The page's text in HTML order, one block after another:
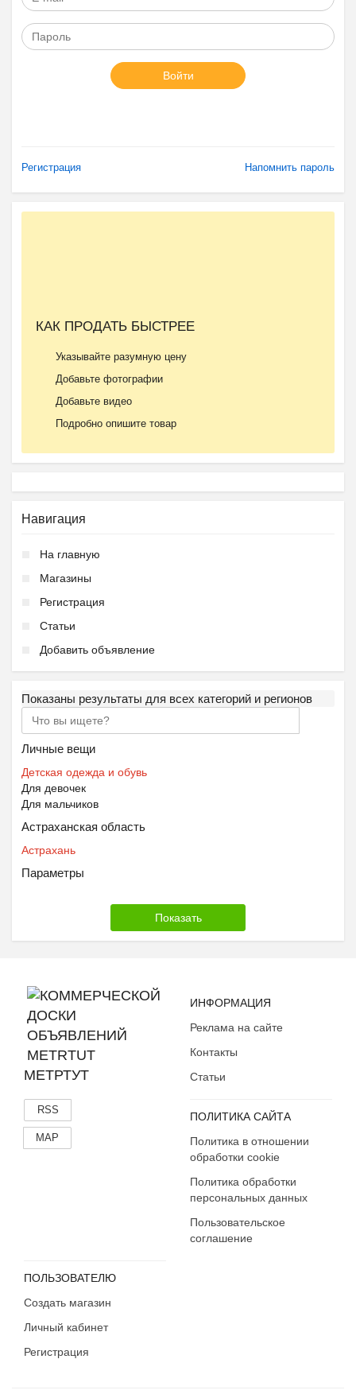
Войти
Регистрация Напомнить пароль
КАК ПРОДАТЬ БЫСТРЕЕ
Указывайте разумную цену
Добавьте фотографии
Добавьте видео
Подробно опишите товар
Навигация
На главную
Магазины
Регистрация
Статьи
Добавить объявление
Показаны результаты для всех категорий и регионов
Личные вещи
Детская одежда и обувь
Для девочек
Для мальчиков
Астраханская область
Астрахань
Параметры
МЕТРТУТ
RSS
MAP
ИНФОРМАЦИЯ
Реклама на сайте
Контакты
Статьи
ПОЛИТИКА САЙТА
Политика в отношении
обработки cookie
Политика обработки
персональных данных
Пользовательское
соглашение
ПОЛЬЗОВАТЕЛЮ
Создать магазин
Личный кабинет
Регистрация